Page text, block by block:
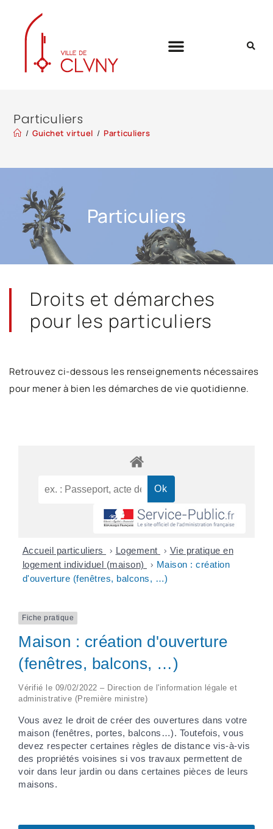
Particuliers
/ Guichet virtuel / Particuliers
Particuliers
Droits et démarches
pour les particuliers
Retrouvez ci-dessous les renseignements nécessaires
pour mener à bien les démarches de vie quotidienne.
Accueil particuliers > Logement > Vie pratique en
logement individuel (maison)
> Maison : création
d'ouverture (fenêtres, balcons, …)
Fiche pratique
Maison : création d'ouverture
(fenêtres, balcons, …)
Vérifié le 09/02/2022 – Direction de l'information légale et
administrative (Première ministre)
Vous avez le droit de créer des ouvertures dans votre
maison (fenêtres, portes, balcons…). Toutefois, vous
devez respecter certaines règles de distance vis-à-vis
des propriétés voisines si vos travaux permettent de
voir dans leur jardin ou dans certaines pièces de leurs
maisons.